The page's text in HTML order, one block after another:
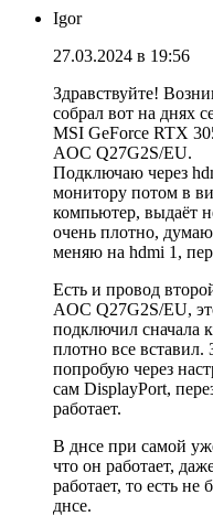
Igor
27.03.2024 в 19:56
Здравствуйте!
собрал вот на днях
MSI GeForce RTX
AOC Q27G2S/EU.
Подключаю через
монитору потом в
компьютер, выдаёт
очень плотно,
меняю на hdmi 1,
Есть и провод
AOC Q27G2S/EU,
подключил сначала
плотно все
попробую через
сам DisplayPort,
работает.
В днсе при самой
что он работает,
работает, то есть
днсе.